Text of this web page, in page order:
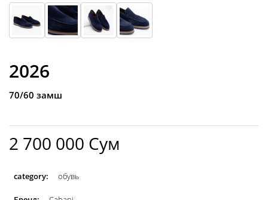
2026
70/60 замш
2 700 000 Сум
category: обувь